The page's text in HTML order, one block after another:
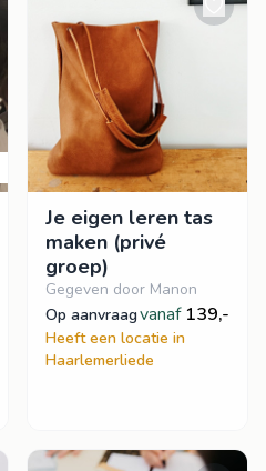
Je eigen leren tas
maken (privé
groep)
Gegeven door Manon
op aanvraagvanaf 139,-
Heeft een locatie in
Haarlemerliede